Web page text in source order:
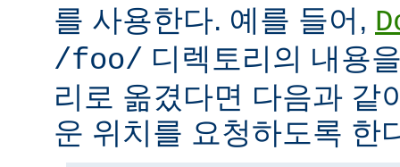
를 사용한다. 예를 들어,
/foo/ 디렉토리의 내용
리로 옮겼다면 다음과 같
운 위치를 요청하도록 한